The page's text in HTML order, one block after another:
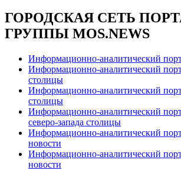
ГОРОДСКАЯ СЕТЬ
ГРУППЫ MOS.NEWS
Информационно-аналитический
Информационно-аналитический
столицы
Информационно-аналитический
столицы
Информационно-аналитический
северо-запада столицы
Информационно-аналитический
новости
Информационно-аналитический
новости